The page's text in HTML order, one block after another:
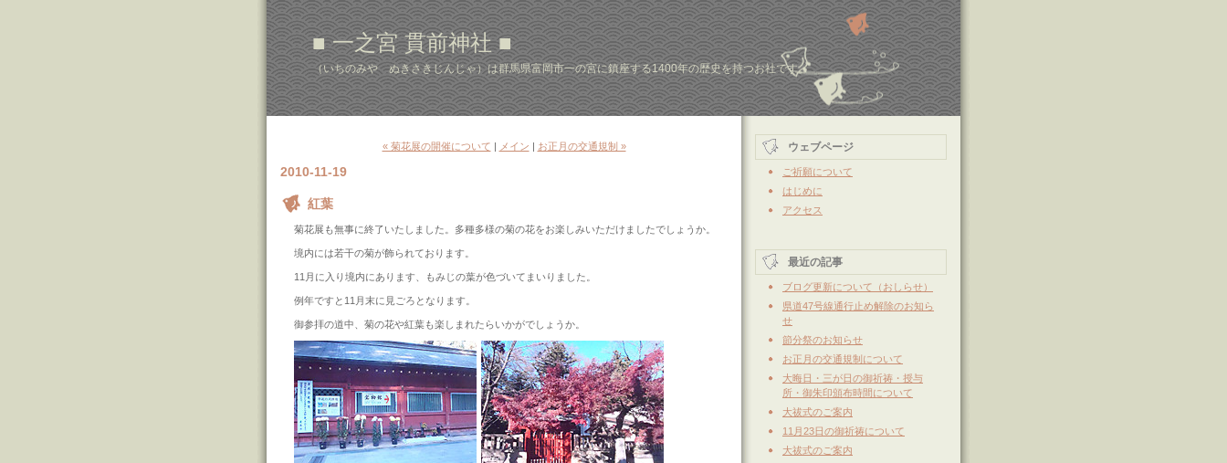
■ 一之宮 貫前神社 ■
（いちのみや ぬきさきじんじゃ）は群馬県富岡市一の宮に鎮座する1400年の歴史を持つお社です。
« 菊花展の開催について | メイン | お正月の交通規制 »
2010-11-19
紅葉
菊花展も無事に終了いたしました。多種多様の菊の花をお楽しみいただけましたでしょうか。
境内には若干の菊が飾られております。
11月に入り境内にあります、もみじの葉が色づいてまいりました。
例年ですと11月末に見ごろとなります。
御参拝の道中、菊の花や紅葉も楽しまれたらいかがでしょうか。
ウェブページ
ご祈願について
はじめに
アクセス
最近の記事
ブログ更新について（おしらせ）
県道47号線通行止め解除のお知ら
せ
節分祭のお知らせ
お正月の交通規制について
大晦日・三が日の御祈祷・授与
所・御朱印頒布時間について
大祓式のご案内
11月23日の御祈祷について
大祓式のご案内